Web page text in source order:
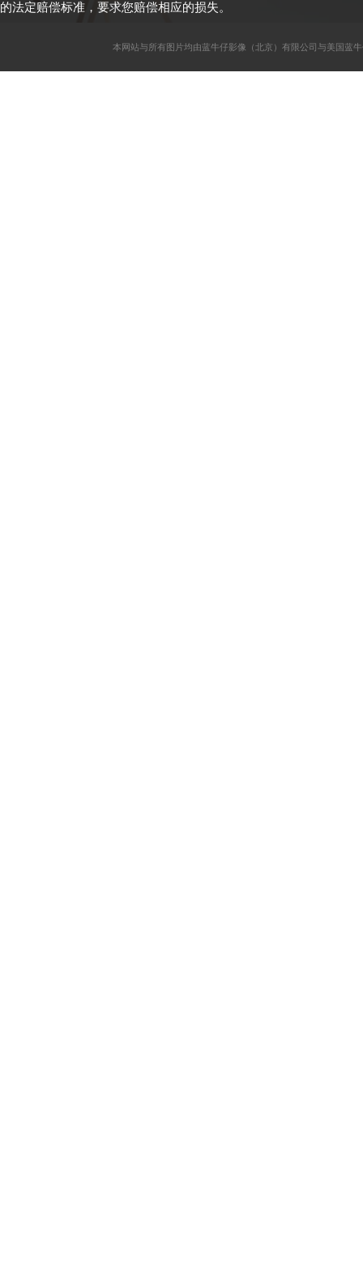
的法定赔偿标准，要求您赔偿相应的损失。
本网站与所有图片均由蓝牛仔影像（北京）有限公司与美国蓝